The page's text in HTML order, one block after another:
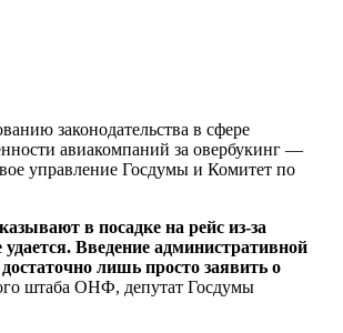
законодательства в сфере
авиакомпаний за овербукинг —
управление Госдумы и Комитет по
в посадке на рейс из-за
Введение административной
лишь просто заявить о
штаба ОНФ, депутат Госдумы